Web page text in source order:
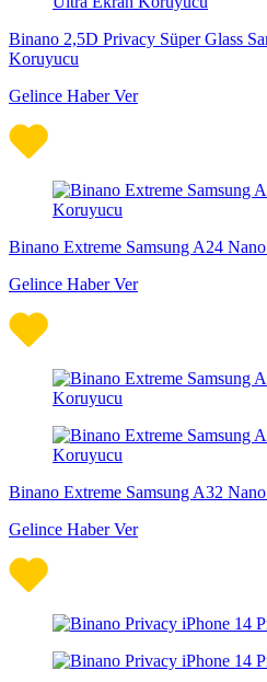
Binano 2,5D Privacy Süper Glass
Koruyucu
Gelince Haber Ver
Binano Extreme Samsung A24
Gelince Haber Ver
Binano Extreme Samsung A32
Gelince Haber Ver